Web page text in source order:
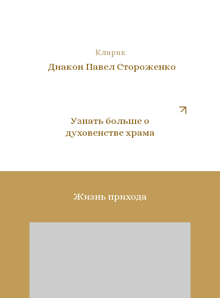
Клирик
Диакон Павел Стороженко
Узнать больше о
духовенстве храма
Жизнь прихода